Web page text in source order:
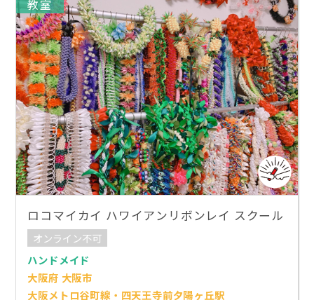
教室
ロコマイカイ ハワイアンリボンレイ スクール
オンライン不可
ハンドメイド
大阪府 大阪市
大阪メトロ谷町線・四天王寺前夕陽ヶ丘駅